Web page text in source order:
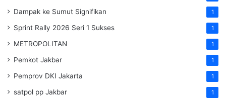
Dampak ke Sumut Signifikan 1
Sprint Rally 2026 Seri 1 Sukses 1
METROPOLITAN 1
Pemkot Jakbar 1
Pemprov DKI Jakarta 1
satpol pp Jakbar 1